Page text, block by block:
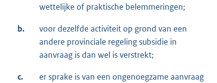
wettelijke of praktische belemmeringen;
b.
voor dezelfde activiteit op grond van een
andere provinciale regeling subsidie in
aanvraag is dan wel is verstrekt;
c.
er sprake is van een ongenoegzame aanvraag